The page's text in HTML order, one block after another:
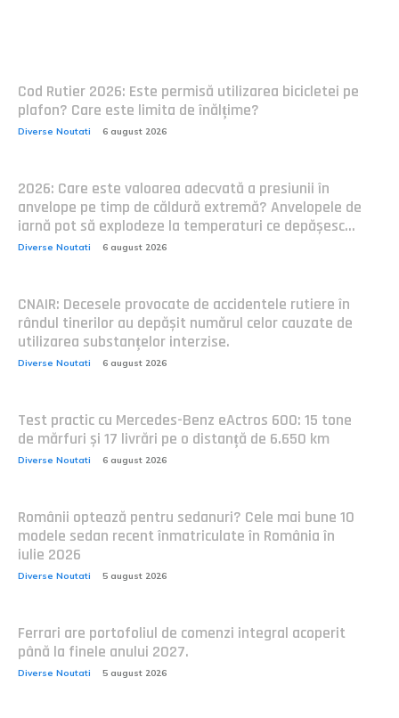
Cod Rutier 2026: Este permisă utilizarea bicicletei pe
plafon? Care este limita de înălțime?
Diverse Noutati 6 august 2026
2026: Care este valoarea adecvată a presiunii în
anvelope pe timp de căldură extremă? Anvelopele de
iarnă pot să explodeze la temperaturi ce depășesc...
Diverse Noutati 6 august 2026
CNAIR: Decesele provocate de accidentele rutiere în
rândul tinerilor au depășit numărul celor cauzate de
utilizarea substanțelor interzise.
Diverse Noutati 6 august 2026
Test practic cu Mercedes-Benz eActros 600: 15 tone
de mărfuri și 17 livrări pe o distanță de 6.650 km
Diverse Noutati 6 august 2026
Românii optează pentru sedanuri? Cele mai bune 10
modele sedan recent înmatriculate în România în
iulie 2026
Diverse Noutati 5 august 2026
Ferrari are portofoliul de comenzi integral acoperit
până la finele anului 2027.
Diverse Noutati 5 august 2026